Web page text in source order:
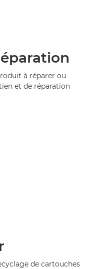
à réparer ou
et de réparation
de cartouches